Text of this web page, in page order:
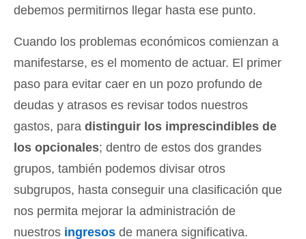
debemos permitirnos llegar hasta ese punto.
Cuando los problemas económicos comienzan a
manifestarse, es el momento de actuar. El primer
paso para evitar caer en un pozo profundo de
deudas y atrasos es revisar todos nuestros
gastos, para distinguir los imprescindibles de
los opcionales; dentro de estos dos grandes
grupos, también podemos divisar otros
subgrupos, hasta conseguir una clasificación que
nos permita mejorar la administración de
nuestros ingresos de manera significativa.